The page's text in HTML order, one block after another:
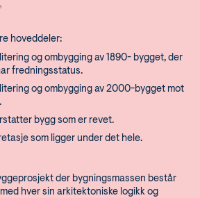
hoveddeler:
og ombygging av 1890- bygget, der
fredningsstatus.
og ombygging av 2000-bygget mot
bygg som er revet.
som ligger under det hele.
der bygningsmassen består
hver sin arkitektoniske logikk og